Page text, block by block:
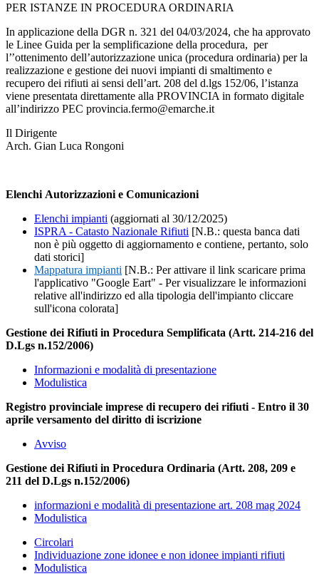
PER ISTANZE IN PROCEDURA ORDINARIA
In applicazione della DGR n. 321 del 04/03/2024, che ha approvato
le Linee Guida per la semplificazione della procedura, per
l’’ottenimento dell’autorizzazione unica (procedura ordinaria) per la
realizzazione e gestione dei nuovi impianti di smaltimento e
recupero dei rifiuti ai sensi dell’art. 208 del d.lgs 152/06, l’istanza
viene presentata direttamente alla PROVINCIA in formato digitale
all’indirizzo PEC provincia.fermo@emarche.it
Il Dirigente
Arch. Gian Luca Rongoni
Elenchi Autorizzazioni e Comunicazioni
Elenchi impianti (aggiornati al 30/12/2025)
ISPRA - Catasto Nazionale Rifiuti [N.B.: questa banca dati
non è più oggetto di aggiornamento e contiene, pertanto, solo
dati storici]
Mappatura impianti [N.B.: Per attivare il link scaricare prima
l'applicativo "Google Eart" - Per visualizzare le informazioni
relative all'indirizzo ed alla tipologia dell'impianto cliccare
sull'icona colorata]
Gestione dei Rifiuti in Procedura Semplificata (Artt. 214-216 del
D.Lgs n.152/2006)
Informazioni e modalità di presentazione
Modulistica
Registro provinciale imprese di recupero dei rifiuti - Entro il 30
aprile versamento del diritto di iscrizione
Avviso
Gestione dei Rifiuti in Procedura Ordinaria (Artt. 208, 209 e
211 del D.Lgs n.152/2006)
informazioni e modalità di presentazione art. 208 mag 2024
Modulistica
Circolari
Individuazione zone idonee e non idonee impianti rifiuti
Modulistica